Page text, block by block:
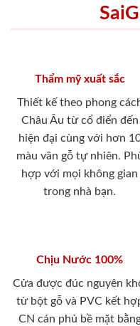
Thẩm mỹ xuất sắc
Thiết kế theo phong
Châu Âu từ cổ điển đến
hiện đại cùng với hơn
màu vân gỗ tự nhiên.
hợp với mọi không gian
trong nhà bạn.
Chịu Nước 100%
Cửa được đúc nguyên
từ bột gỗ và PVC kết
CN cán phủ bề mặt